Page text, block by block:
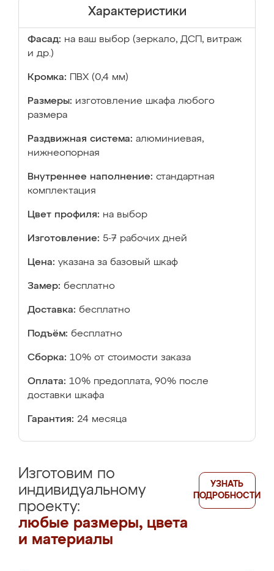
Характеристики
Фасад: на ваш выбор (зеркало, ДСП, витраж
и др.)
Кромка: ПВХ (0,4 мм)
Размеры: изготовление шкафа любого
размера
Раздвижная система: алюминиевая,
нижнеопорная
Внутреннее наполнение: стандартная
комплектация
Цвет профиля: на выбор
Изготовление: 5-7 рабочих дней
Цена: указана за базовый шкаф
Замер: бесплатно
Доставка: бесплатно
Подъём: бесплатно
Сборка: 10% от стоимости заказа
Оплата: 10% предоплата, 90% после
доставки шкафа
Гарантия: 24 месяца
Изготовим по
индивидуальному
проекту:
любые размеры, цвета
и материалы
УЗНАТЬ
ПОДРОБНОСТИ